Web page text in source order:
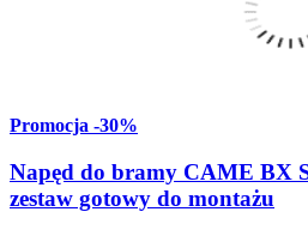
Promocja -30%
Napęd do bramy CAME BX
zestaw gotowy do montażu